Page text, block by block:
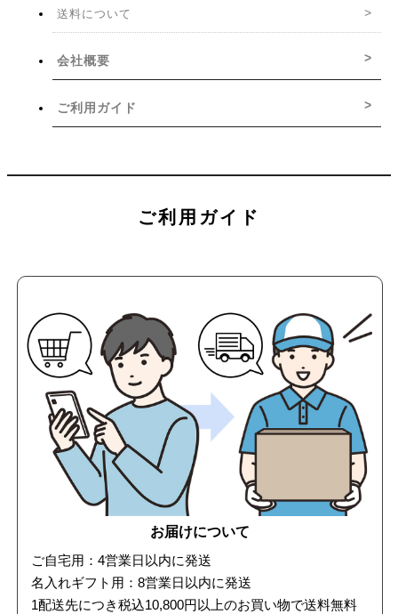
送料について
会社概要
ご利用ガイド
ご利用ガイド
お届けについて
ご自宅用：4営業日以内に発送
名入れギフト用：8営業日以内に発送
1配送先につき税込10,800円以上のお買い物で送料無料